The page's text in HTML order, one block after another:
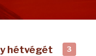
hétvégét 3